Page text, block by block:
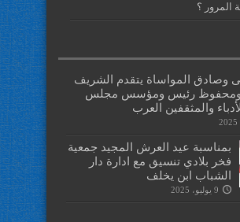
المرور ؟
وصادق المواساة يتقدم الشريف
رئيس ومؤسس مجلس
والمثقفين العرب
بمناسبة عيد العرش المجيد جمعية
فخر بلادي تنسيق مع ادارة دار
الشباب ابن يخلف
9 يوليو، 2025